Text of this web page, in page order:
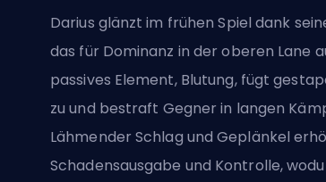
Darius glänzt im frühen Spiel dank
das für Dominanz in der oberen Lane
passives Element, Blutung, fügt
zu und bestraft Gegner in langen
Lähmender Schlag und Geplänkel
Schadensausgabe und Kontrolle,